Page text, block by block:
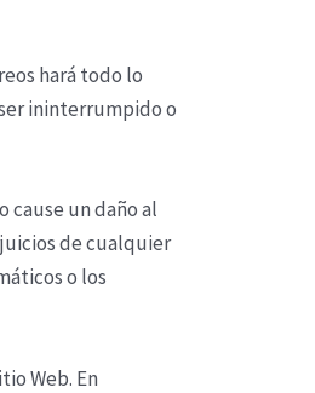
hará todo lo
ininterrumpido o
cause un daño al
de cualquier
o los
Web. En